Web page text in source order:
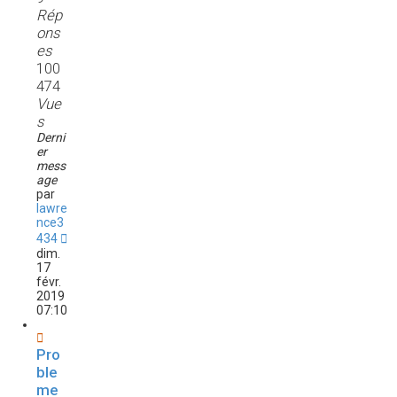
Rép
ons
es
100
474
Vue
s
Derni
er
mess
age
par
lawre
nce3
434
dim.
17
févr.
2019
07:10
Pro
ble
me